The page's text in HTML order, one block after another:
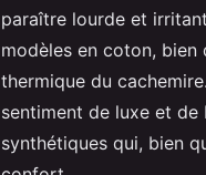
paraître lourde et
modèles en coton,
thermique du
sentiment de luxe et
synthétiques qui, bien